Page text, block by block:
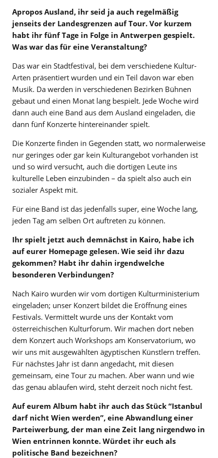
Apropos Ausland, ihr seid ja auch regelmäßig
jenseits der Landesgrenzen auf Tour. Vor kurzem
habt ihr fünf Tage in Folge in Antwerpen gespielt.
Was war das für eine Veranstaltung?
Das war ein Stadtfestival, bei dem verschiedene Kultur-
Arten präsentiert wurden und ein Teil davon war eben
Musik. Da werden in verschiedenen Bezirken Bühnen
gebaut und einen Monat lang bespielt. Jede Woche wird
dann auch eine Band aus dem Ausland eingeladen, die
dann fünf Konzerte hintereinander spielt.
Die Konzerte finden in Gegenden statt, wo normalerweise
nur geringes oder gar kein Kulturangebot vorhanden ist
und so wird versucht, auch die dortigen Leute ins
kulturelle Leben einzubinden – da spielt also auch ein
sozialer Aspekt mit.
Für eine Band ist das jedenfalls super, eine Woche lang,
jeden Tag am selben Ort auftreten zu können.
Ihr spielt jetzt auch demnächst in Kairo, habe ich
auf eurer Homepage gelesen. Wie seid ihr dazu
gekommen? Habt ihr dahin irgendwelche
besonderen Verbindungen?
Nach Kairo wurden wir vom dortigen Kulturministerium
eingeladen; unser Konzert bildet die Eröffnung eines
Festivals. Vermittelt wurde uns der Kontakt vom
österreichischen Kulturforum. Wir machen dort neben
dem Konzert auch Workshops am Konservatorium, wo
wir uns mit ausgewählten ägyptischen Künstlern treffen.
Für nächstes Jahr ist dann angedacht, mit diesen
gemeinsam, eine Tour zu machen. Aber wann und wie
das genau ablaufen wird, steht derzeit noch nicht fest.
Auf eurem Album habt ihr auch das Stück “Istanbul
darf nicht Wien werden”, eine Abwandlung einer
Parteiwerbung, der man eine Zeit lang nirgendwo in
Wien entrinnen konnte. Würdet ihr euch als
politische Band bezeichnen?